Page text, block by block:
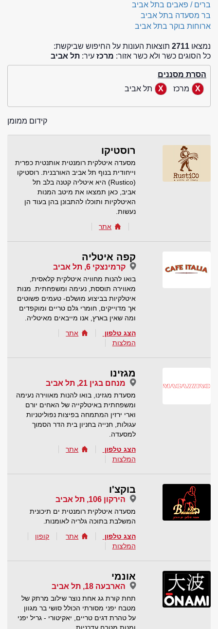
ברים / פאבים בתל אביב
בר מסעדה בתל אביב
ארוחות בוקר בתל אביב
נמצאו 2711 תוצאות העונות על החיפוש שביקשת:
כל הסוגים כשר ולא כשר אזור: מרכז עיר: תל אביב
הסרת מסננים
מרכז
תל אביב
קידום ממומן
רוסטיקו
מסעדה איטלקית רומנטית אותנטית כפרית
וייחודית בנוף תל אביב האורבנית. רוסטיקו
(Rustico) היא איטליה קטנה בלב תל
אביב, כאן תמצאו את מיטב המנות
האיטלקיות ותוכלו להתבונן בהן בעוד הן
נעשות.
אתר
קפה איטליה
קרמינצקי 6, תל אביב
בואו להנות מחוויה איטלקית קלאסית,
מאווירה תוססת, נעימה ומשפחתית. מנות
איטלקיות בביצוע מושלם- טעמים פשוטים
אך מדוייקים, חומרי גלם טריים ומוקפדים
ומה שאין בארץ, אנו מייבאים מאיטליה.
הצג טלפון
אתר
המלצות
מגזינו
מנחם בגין 21, תל אביב
מסעדת מגזינו, בואו להנות מאווירה נעימה
ומשפחתית באיטלקייה של האחים יורם
וארי ירזין המתמחה בפיצות נפוליטניות
עגולות, חנייה בחניון בית הדר הסמוך
למסעדה.
הצג טלפון
אתר
המלצות
בוקצ'ו
הירקון 106, תל אביב
מסעדה איטלקית רומנטית ים תיכונית
המשלבת בתוכה גלריה לאומנות.
הצג טלפון אתר
קופון
המלצות
אונמי
הארבעה 18, תל אביב
תחת קורת גג אחת נוצר שילוב מרתק של
מטבח יפני מסורתי הכולל סושי בר מגוון
על טהרת דגים טריים, יאקיטורי - גריל יפני